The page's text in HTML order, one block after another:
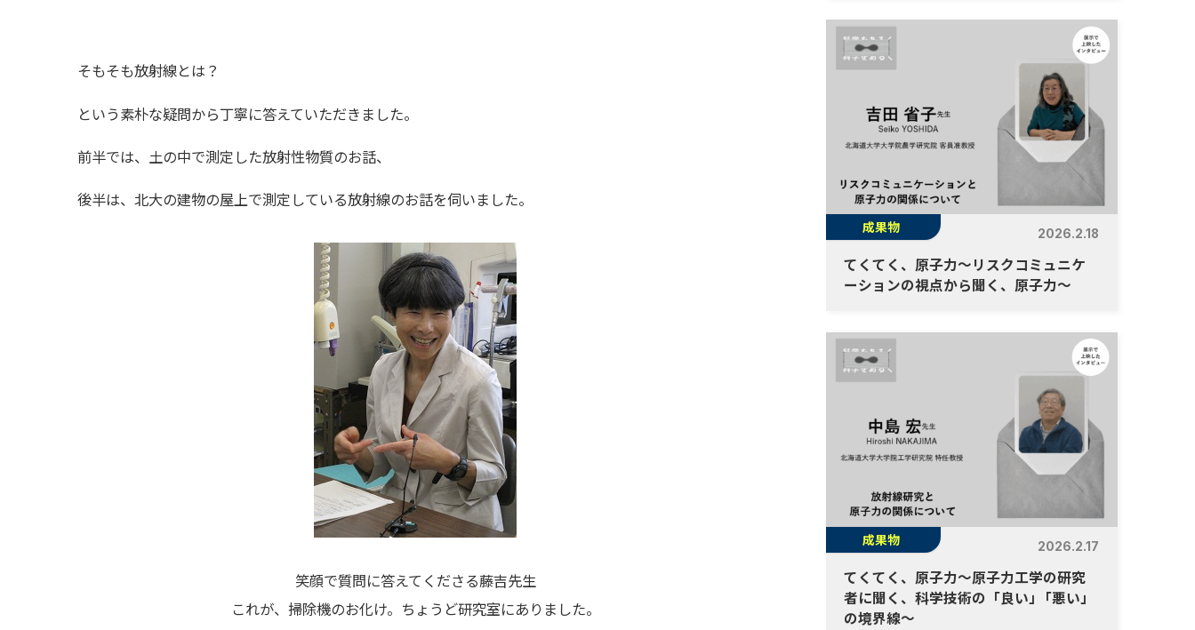
そもそも放射線とは？
という素朴な疑問から丁寧に答えていただきました。
前半では、土の中で測定した放射性物質のお話、
後半は、北大の建物の屋上で測定している放射線のお話を伺いました。
笑顔で質問に答えてくださる藤吉先生
これが、掃除機のお化け。ちょうど研究室にありました。
成果物 2026.2.18
てくてく、原子力～リスクコミュニケ
ーションの視点から聞く、原子力～
成果物 2026.2.17
てくてく、原子力～原子力工学の研究
者に聞く、科学技術の「良い」
「悪い」
の境界線～